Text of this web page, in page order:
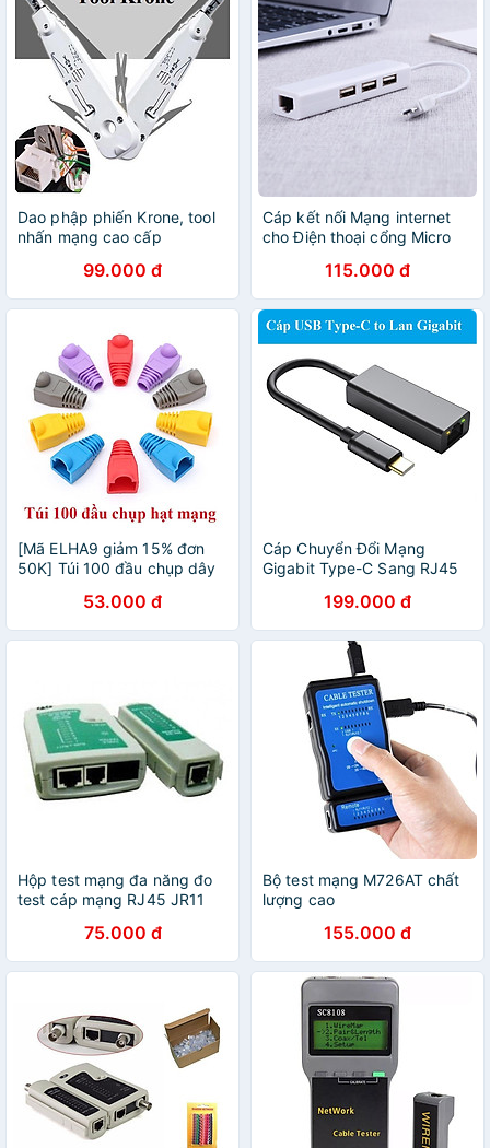
Dao phập phiến Krone, tool
nhấn mạng cao cấp
99.000 đ
Cáp kết nối Mạng internet
cho Điện thoại cổng Micro
Ethernet và 3 cổng USB
115.000 đ
[Mã ELHA9 giảm 15% đơn
50K] Túi 100 đầu chụp dây
53.000 đ
Cáp Chuyển Đổi Mạng
Gigabit Type-C Sang RJ45
199.000 đ
Hộp test mạng đa năng đo
test cáp mạng RJ45 JR11
75.000 đ
Bộ test mạng M726AT chất
lượng cao
155.000 đ